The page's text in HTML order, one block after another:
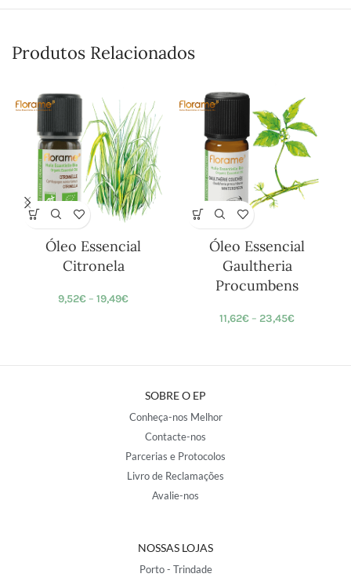
Produtos Relacionados
Óleo Essencial
Citronela
9,52€ – 19,49€
Óleo Essencial
Gaultheria
Procumbens
11,62€ – 23,45€
SOBRE O EP
Conheça-nos Melhor
Contacte-nos
Parcerias e Protocolos
Livro de Reclamações
Avalie-nos
NOSSAS LOJAS
Porto - Trindade